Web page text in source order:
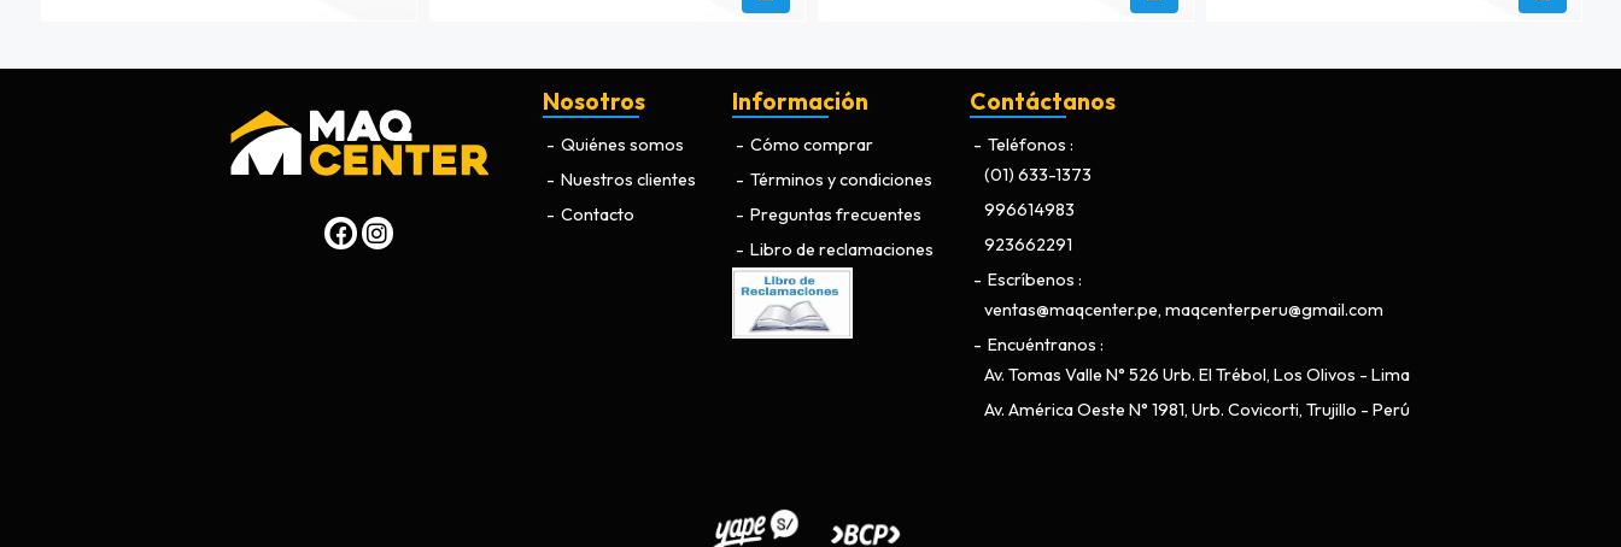
Nosotros
Quiénes somos
Nuestros clientes
Contacto
Información
Cómo comprar
Términos y condiciones
Preguntas frecuentes
Libro de reclamaciones
Contáctanos
Teléfonos
(01) 633-1373
996614983
923662291
Escríbenos
ventas@maqcenter.pe, maqcenterperu@gmail.com
Encuéntranos
Av. Tomas Valle N° 526 Urb. El Trébol, Los Olivos - Lima
Av. América Oeste N° 1981, Urb. Covicorti, Trujillo - Perú